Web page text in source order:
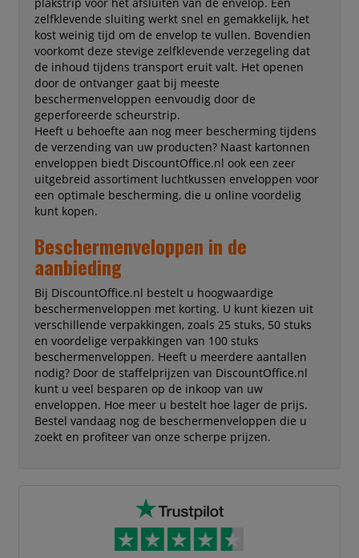
zelfklevende sluiting werkt snel en gemakkelijk, het
kost weinig tijd om de envelop te vullen. Bovendien
voorkomt deze stevige zelfklevende verzegeling dat
de inhoud tijdens transport eruit valt. Het openen
door de ontvanger gaat bij meeste
beschermenveloppen eenvoudig door de
geperforeerde scheurstrip.
Heeft u behoefte aan nog meer bescherming tijdens
de verzending van uw producten? Naast kartonnen
enveloppen biedt DiscountOffice.nl ook een zeer
uitgebreid assortiment luchtkussen enveloppen voor
een optimale bescherming, die u online voordelig
kunt kopen.
Beschermenveloppen in de
aanbieding
Bij DiscountOffice.nl bestelt u hoogwaardige
beschermenveloppen met korting. U kunt kiezen uit
verschillende verpakkingen, zoals 25 stuks, 50 stuks
en voordelige verpakkingen van 100 stuks
beschermenveloppen. Heeft u meerdere aantallen
nodig? Door de staffelprijzen van DiscountOffice.nl
kunt u veel besparen op de inkoop van uw
enveloppen. Hoe meer u bestelt hoe lager de prijs.
Bestel vandaag nog de beschermenveloppen die u
zoekt en profiteer van onze scherpe prijzen.